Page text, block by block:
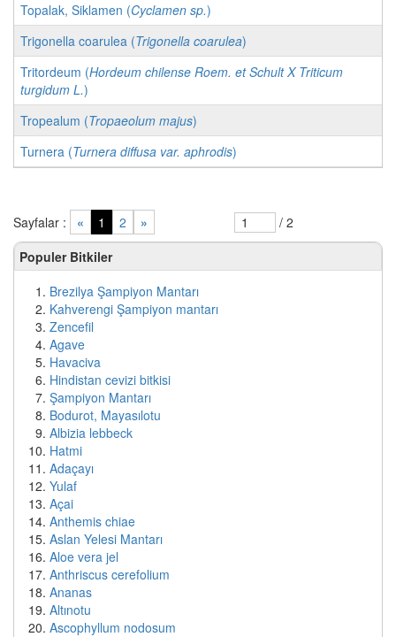
Topalak, Siklamen (Cyclamen sp.)
Trigonella coarulea (Trigonella coarulea)
Tritordeum (Hordeum chilense Roem. et Schult X Triticum
turgidum L.)
Tropealum (Tropaeolum majus)
Turnera (Turnera diffusa var. aphrodis)
Sayfalar : « 1 2 »
/ 2
Populer Bitkiler
Brezilya Şampiyon Mantarı
Kahverengi Şampiyon mantarı
Zencefil
Agave
Havaciva
Hindistan cevizi bitkisi
Şampiyon Mantarı
Bodurot, Mayasılotu
Albizia lebbeck
Hatmi
Adaçayı
Yulaf
Açai
Anthemis chiae
Aslan Yelesi Mantarı
Aloe vera jel
Anthriscus cerefolium
Ananas
Altınotu
Ascophyllum nodosum